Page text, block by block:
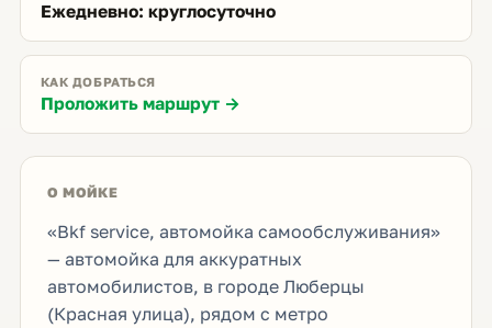
Ежедневно: круглосуточно
КАК ДОБРАТЬСЯ
Проложить маршрут →
О МОЙКЕ
«Bkf service, автомойка самообслуживания»
— автомойка для аккуратных
автомобилистов, в городе Люберцы
(Красная улица), рядом с метро